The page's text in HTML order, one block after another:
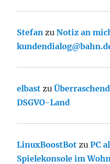
Stefan zuNotiz an
elbast zu
DSGVO-Land
LinuxBoostBot zuPC
Spielekonsole im